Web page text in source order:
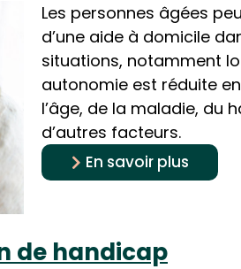
Les personnes âgées
d’une aide à domicile
situations, notamment
autonomie est réduite
l’âge, de la maladie, du
d’autres facteurs.
En savoir plus
de handicap